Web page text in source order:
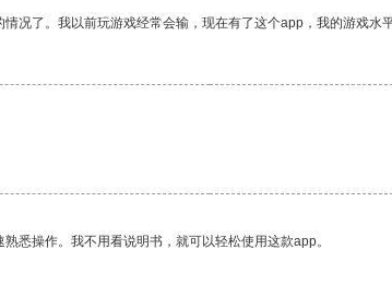
况了。我以前玩游戏经常会输，现在有了这个app，我的游戏水
悉操作。我不用看说明书，就可以轻松使用这款app。